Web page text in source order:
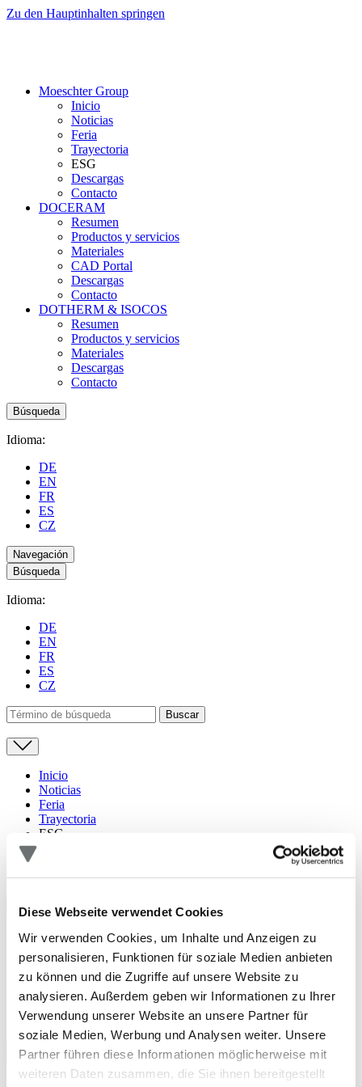
Diese Webseite verwendet Cookies
Wir verwenden Cookies, um Inhalte und Anzeigen zu
personalisieren, Funktionen für soziale Medien anbieten
zu können und die Zugriffe auf unsere Website zu
analysieren. Außerdem geben wir Informationen zu Ihrer
Verwendung unserer Website an unsere Partner für
soziale Medien, Werbung und Analysen weiter. Unsere
Partner führen diese Informationen möglicherweise mit
weiteren Daten zusammen, die Sie ihnen bereitgestellt
Zu den Hauptinhalten springen
Moeschter Group
Inicio
Noticias
Feria
Trayectoria
ESG
Descargas
Contacto
DOCERAM
Resumen
Productos y servicios
Materiales
CAD Portal
Descargas
Contacto
DOTHERM & ISOCOS
Resumen
Productos y servicios
Materiales
Descargas
Contacto
Búsqueda
Idioma:
DE
EN
FR
ES
CZ
Navegación
Búsqueda
Idioma:
DE
EN
FR
ES
CZ
Inicio
Noticias
Feria
Trayectoria
ESG
Resumen
Productos y servicios
Materiales
CAD Portal
Descargas
Contacto
Resumen